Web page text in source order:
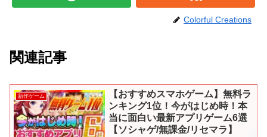
Colorful Creations
関連記事
新作ゲーム
【おすすめスマホゲーム】無料ラ
ンキング1位！今がはじめ時！本
当に面白い最新アプリゲーム6選
【ソシャゲ/無課金/リセマラ】